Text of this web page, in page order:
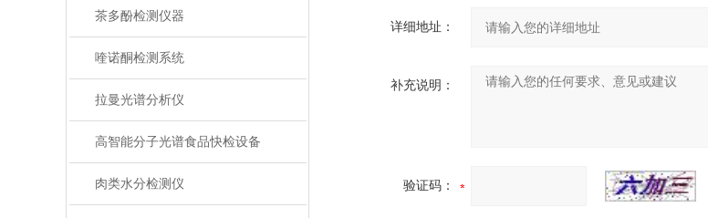
茶多酚检测仪器
喹诺酮检测系统
拉曼光谱分析仪
高智能分子光谱食品快检设备
肉类水分检测仪
详细地址：
补充说明：
验证码：